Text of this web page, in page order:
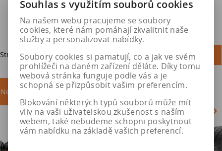
Do košíku Do košíku
Strana1z1Celkem2záznamů
Nejprodávanější akce
Akce
Souhlas s využitím souborů cookies
Na našem webu pracujeme se soubory
cookies, které nám pomáhají zkvalitnit naše
služby a personalizovat nabídky.
Soubory cookies si pamatují, co a jak ve svém
prohlížeči na daném zařízení děláte. Díky tomu
webová stránka funguje podle vás a je
schopná se přizpůsobit vašim preferencím.
Blokování některých typů souborů může mít
vliv na vaši uživatelskou zkušenost s naším
webem, také nebudeme schopni poskytnout
vám nabídku na základě vašich preferencí.